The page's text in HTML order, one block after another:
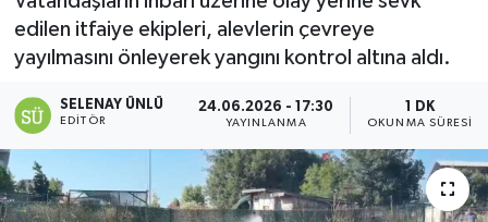
edilen itfaiye ekipleri, alevlerin çevreye
yayılmasını önleyerek yangını kontrol altına aldı.
SELENAY ÜNLÜ
EDITÖR
24.06.2026 - 17:30
YAYINLANMA
1 DK
OKUNMA SÜRESI